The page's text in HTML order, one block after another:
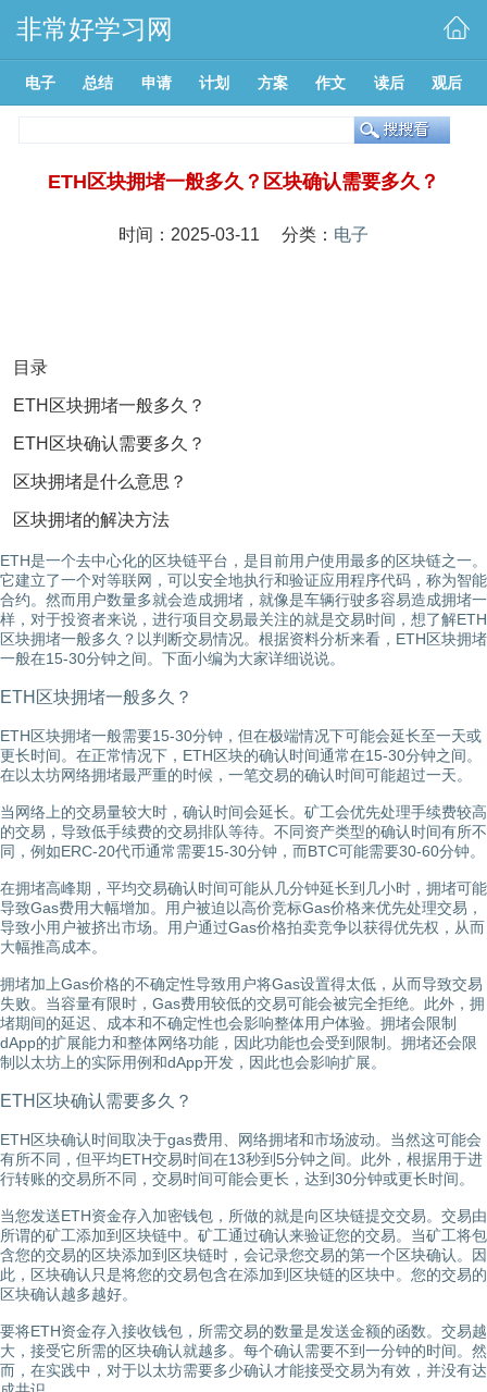
非常好学习网
电子 总结 申请 计划 方案 作文 读后 观后
ETH区块拥堵一般多久？区块确认需要多久？
时间：2025-03-11 分类： 电子
目录
ETH区块拥堵一般多久？
ETH区块确认需要多久？
区块拥堵是什么意思？
区块拥堵的解决方法
ETH是一个去中心化的区块链平台，是目前用户使用最多的区块链之一。
它建立了一个对等联网，可以安全地执行和验证应用程序代码，称为智能
合约。然而用户数量多就会造成拥堵，就像是车辆行驶多容易造成拥堵一
样，对于投资者来说，进行项目交易最关注的就是交易时间，想了解ETH
区块拥堵一般多久？以判断交易情况。根据资料分析来看，ETH区块拥堵
一般在15-30分钟之间。下面小编为大家详细说说。
ETH区块拥堵一般多久？
ETH区块拥堵一般需要15-30分钟，但在极端情况下可能会延长至一天或
更长时间。在正常情况下，ETH区块的确认时间通常在15-30分钟之间。
在以太坊网络拥堵最严重的时候，一笔交易的确认时间可能超过一天。
当网络上的交易量较大时，确认时间会延长。矿工会优先处理手续费较高
的交易，导致低手续费的交易排队等待‌。不同资产类型的确认时间有所不
同，例如ERC-20代币通常需要15-30分钟，而BTC可能需要30-60分钟‌。
在拥堵高峰期，平均交易确认时间可能从几分钟延长到几小时，拥堵可能
导致Gas费用大幅增加。用户被迫以高价竞标Gas价格来优先处理交易，
导致小用户被挤出市场。用户通过Gas价格拍卖竞争以获得优先权，从而
大幅推高成本。
拥堵加上Gas价格的不确定性导致用户将Gas设置得太低，从而导致交易
失败。当容量有限时，Gas费用较低的交易可能会被完全拒绝。此外，拥
堵期间的延迟、成本和不确定性也会影响整体用户体验。拥堵会限制
dApp的扩展能力和整体网络功能，因此功能也会受到限制。拥堵还会限
制以太坊上的实际用例和dApp开发，因此也会影响扩展。
ETH区块确认需要多久？
ETH区块确认时间取决于gas费用、网络拥堵和市场波动。当然这可能会
有所不同，但平均ETH交易时间在13秒到5分钟之间。此外，根据用于进
行转账的交易所不同，交易时间可能会更长，达到30分钟或更长时间。
当您发送ETH资金存入加密钱包，所做的就是向区块链提交交易。交易由
所谓的矿工添加到区块链中。矿工通过确认来验证您的交易。当矿工将包
含您的交易的区块添加到区块链时，会记录您交易的第一个区块确认。因
此，区块确认只是将您的交易包含在添加到区块链的区块中。您的交易的
区块确认越多越好。
要将ETH资金存入接收钱包，所需交易的数量是发送金额的函数。交易越
大，接受它所需的区块确认就越多。每个确认需要不到一分钟的时间。然
而，在实践中，对于以太坊需要多少确认才能接受交易为有效，并没有达